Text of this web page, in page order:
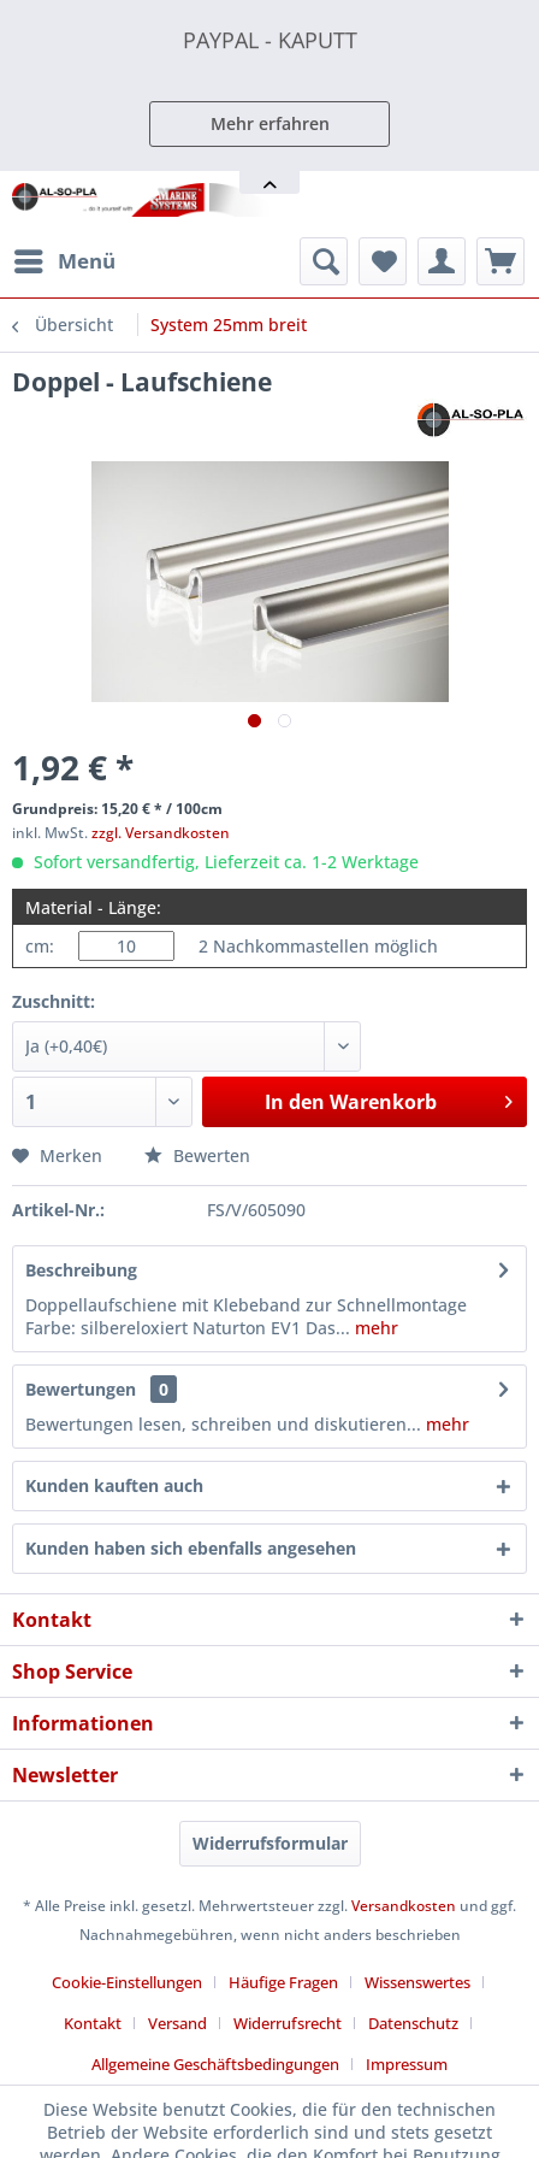
PAYPAL - KAPUTT
Mehr erfahren
Menü
Übersicht System 25mm breit
Doppel - Laufschiene
1,92 € *
Grundpreis: 15,20 € * / 100cm
inkl. MwSt.zzgl. Versandkosten
Sofort versandfertig, Lieferzeit ca. 1-2 Werktage
Material - Länge:
cm:
2 Nachkommastellen möglich
Zuschnitt:
In den Warenkorb
Merken Bewerten
Artikel-Nr.: FS/V/605090
Beschreibung
Doppellaufschiene mit Klebeband zur Schnellmontage
Farbe: silbereloxiert Naturton EV1 Das... mehr
Bewertungen
0
Bewertungen lesen, schreiben und diskutieren... mehr
Kunden kauften auch
Kunden haben sich ebenfalls angesehen
Kontakt
Shop Service
Informationen
Newsletter
Widerrufsformular
* Alle Preise inkl. gesetzl. Mehrwertsteuer zzgl.Versandkosten und ggf.
Nachnahmegebühren, wenn nicht anders beschrieben
Cookie-Einstellungen Häufige Fragen
Wissenswertes
Kontakt
Versand Widerrufsrecht
Datenschutz
Allgemeine Geschäftsbedingungen
Impressum
Diese Website benutzt Cookies, die für den technischen
Betrieb der Website erforderlich sind und stets gesetzt